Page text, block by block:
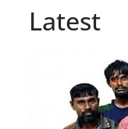
Latest